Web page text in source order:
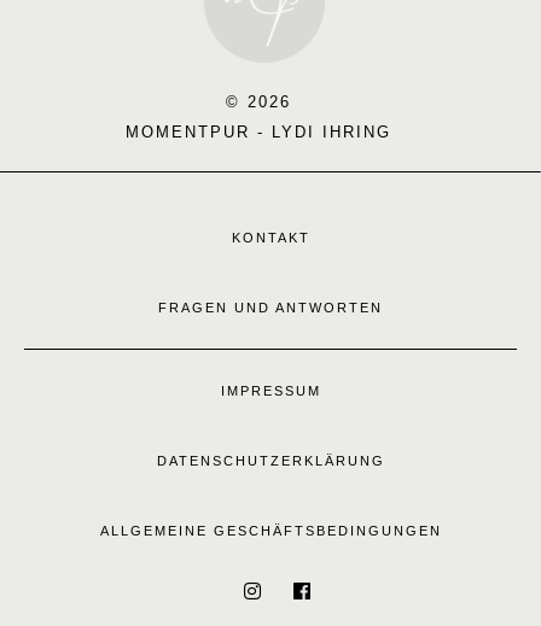
© 2026
MOMENTPUR - LYDI IHRING
KONTAKT
FRAGEN UND ANTWORTEN
IMPRESSUM
DATENSCHUTZERKLÄRUNG
ALLGEMEINE GESCHÄFTSBEDINGUNGEN